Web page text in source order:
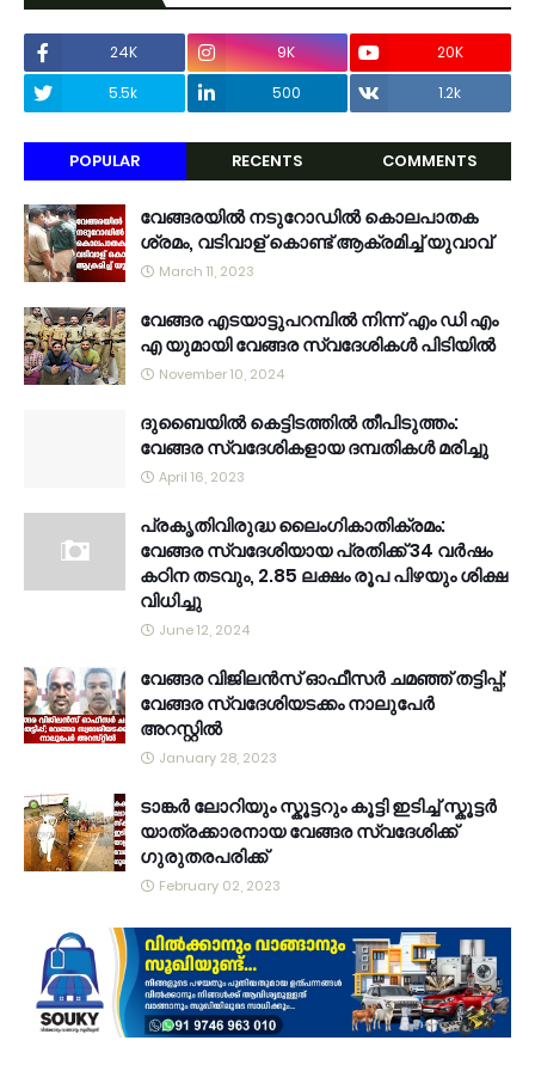
24K 9K
20K
5.5k
500 1.2k
POPULAR RECENTS COMMENTS
വേങ്ങരയിൽ നടുറോഡിൽ കൊലപാതക
ശ്രമം, വടിവാള് കൊണ്ട് ആക്രമിച്ച് യുവാവ്
March 11, 2023
വേങ്ങര എടയാട്ടുപറമ്പിൽ നിന്ന് എം ഡി എം
എ യുമായി വേങ്ങര സ്വദേശികൾ പിടിയിൽ
November 10, 2024
ദുബൈയിൽ കെട്ടിടത്തിൽ തീപിടുത്തം:
വേങ്ങര സ്വദേശികളായ ദമ്പതികൾ മരിച്ചു
April 16, 2023
പ്രകൃതിവിരുദ്ധ ലൈംഗികാതിക്രമം:
വേങ്ങര സ്വദേശിയായ പ്രതിക്ക് 34 വര്‍ഷം
കഠിന തടവും, 2.85 ലക്ഷം രൂപ പിഴയും ശിക്ഷ
വിധിച്ചു
June 12, 2024
വേങ്ങര വിജിലൻസ് ഓഫീസർ ചമഞ്ഞ് തട്ടിപ്പ്;
വേങ്ങര സ്വദേശിയടക്കം നാലുപേർ
അറസ്റ്റിൽ
January 28, 2023
ടാങ്കർ ലോറിയും സ്കൂട്ടറും കൂട്ടി ഇടിച്ച് സ്കൂട്ടർ
യാത്രക്കാരനായ വേങ്ങര സ്വദേശിക്ക്
ഗുരുതരപരിക്ക്
February 02, 2023